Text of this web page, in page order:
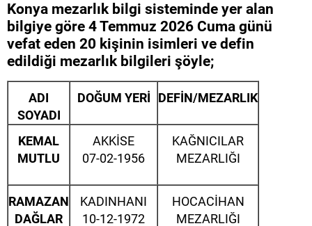
Konya mezarlık bilgi sisteminde yer alan
bilgiye göre 4 Temmuz 2026 Cuma günü
vefat eden 20 kişinin isimleri ve defin
edildiği mezarlık bilgileri şöyle;
ADI
SOYADI
DOĞUM YERİ DEFİN/MEZARLIK
KEMAL
MUTLU
AKKİSE
07-02-1956
KAĞNICILAR
MEZARLIĞI
RAMAZAN
DAĞLAR
KADINHANI
10-12-1972
HOCACİHAN
MEZARLIĞI